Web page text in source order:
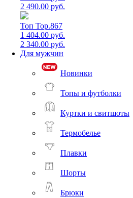
2 490.00 руб.
Топ Top.867
1 404.00 руб.
2 340.00 руб.
Для мужчин
Новинки
Топы и футболки
Куртки и свитшоты
Термобелье
Плавки
Шорты
Брюки